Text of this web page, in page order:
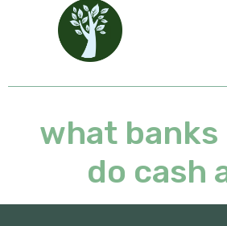
what banks
do cash